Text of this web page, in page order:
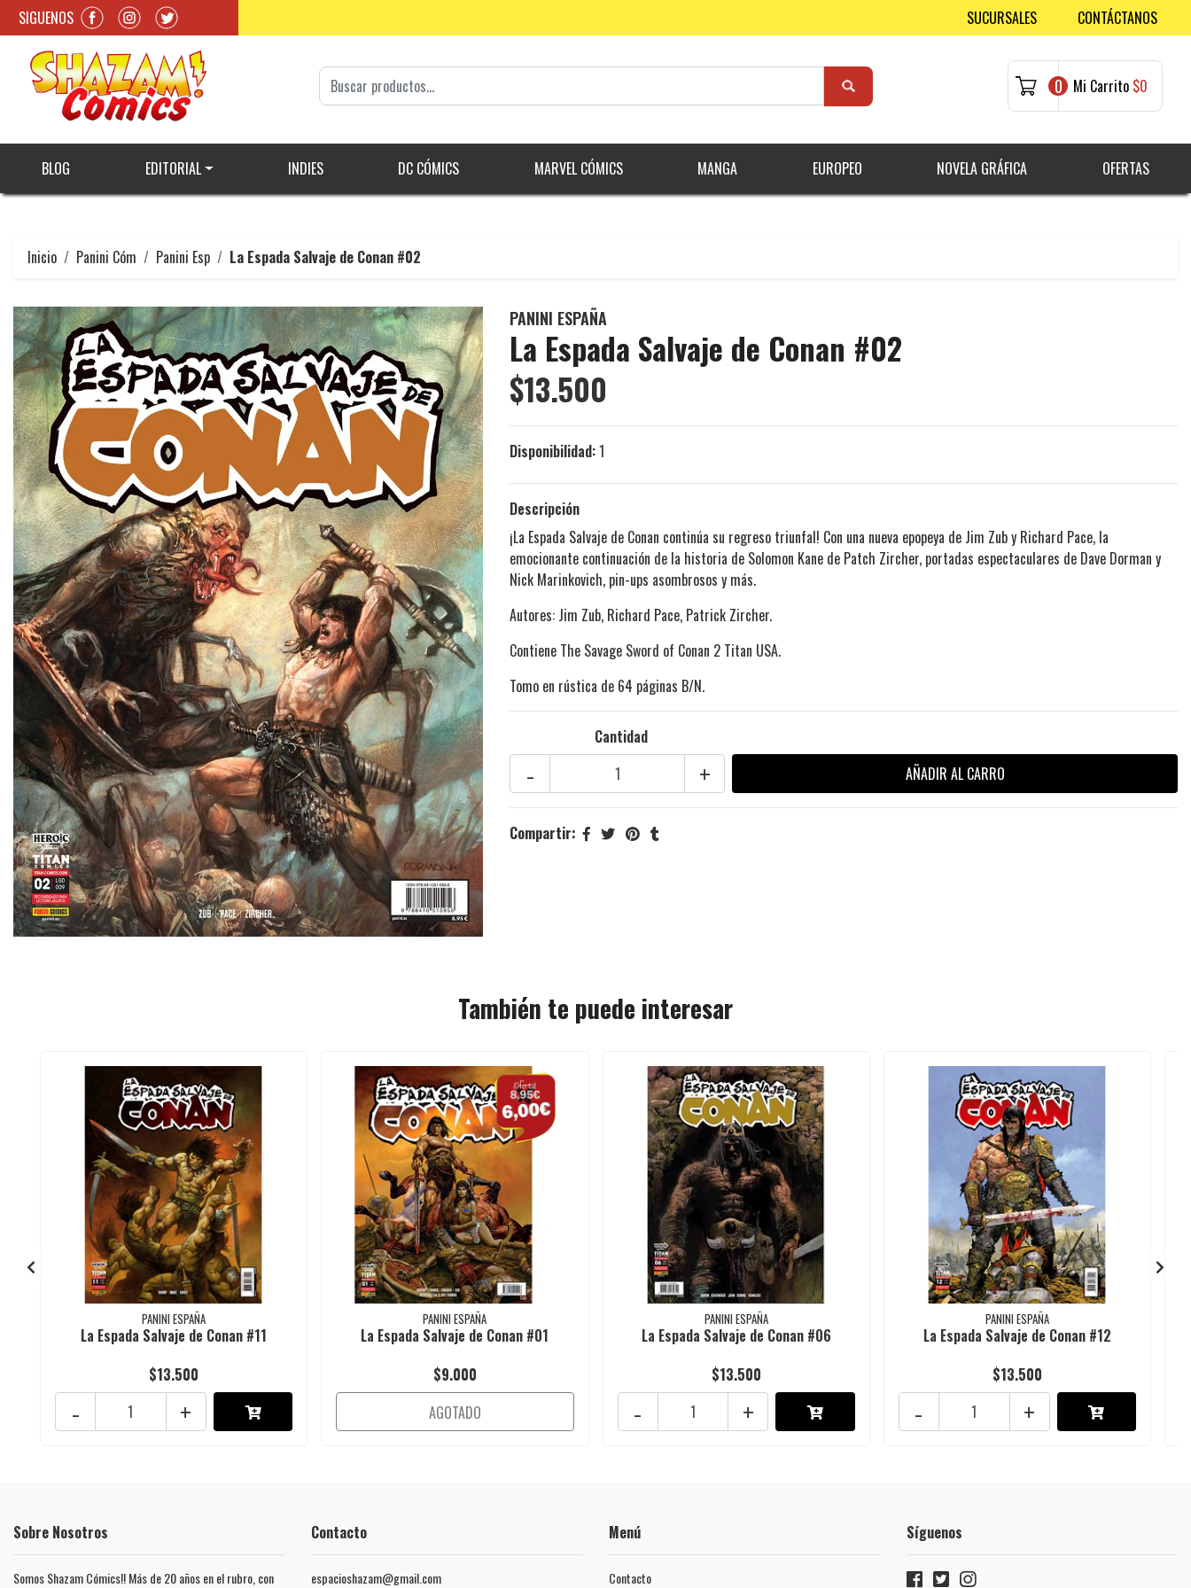
SIGUENOS SUCURSALES CONTÁCTANOS
0 Mi Carrito $0
BLOG EDITORIAL INDIES DC CÓMICS MARVEL CÓMICS MANGA EUROPEO NOVELA GRÁFICA OFERTAS
Inicio Panini Cóm Panini Esp La Espada Salvaje de Conan #02
PANINI ESPAÑA
La Espada Salvaje de Conan #02
$13.500
Disponibilidad:1
Descripción
¡La Espada Salvaje de Conan continúa su regreso triunfal! Con una nueva epopeya de Jim Zub y Richard Pace, la
emocionante continuación de la historia de Solomon Kane de Patch Zircher, portadas espectaculares de Dave Dorman y
Nick Marinkovich, pin-ups asombrosos y más.
Autores: Jim Zub, Richard Pace, Patrick Zircher.
Contiene The Savage Sword of Conan 2 Titan USA.
Tomo en rústica de 64 páginas B/N.
Cantidad
+
-
Compartir:
También te puede interesar
PANINI ESPAÑA
La Espada Salvaje de Conan #11
$13.500
+
-
PANINI ESPAÑA
La Espada Salvaje de Conan #01
$9.000
AGOTADO
PANINI ESPAÑA
La Espada Salvaje de Conan #06
$13.500
+
-
PANINI ESPAÑA
La Espada Salvaje de Conan #12
$13.500
+
-
Sobre Nosotros
Somos Shazam Cómics!! Más de 20 años en el rubro, con
Contacto
espacioshazam@gmail.com
Menú
Contacto
Síguenos